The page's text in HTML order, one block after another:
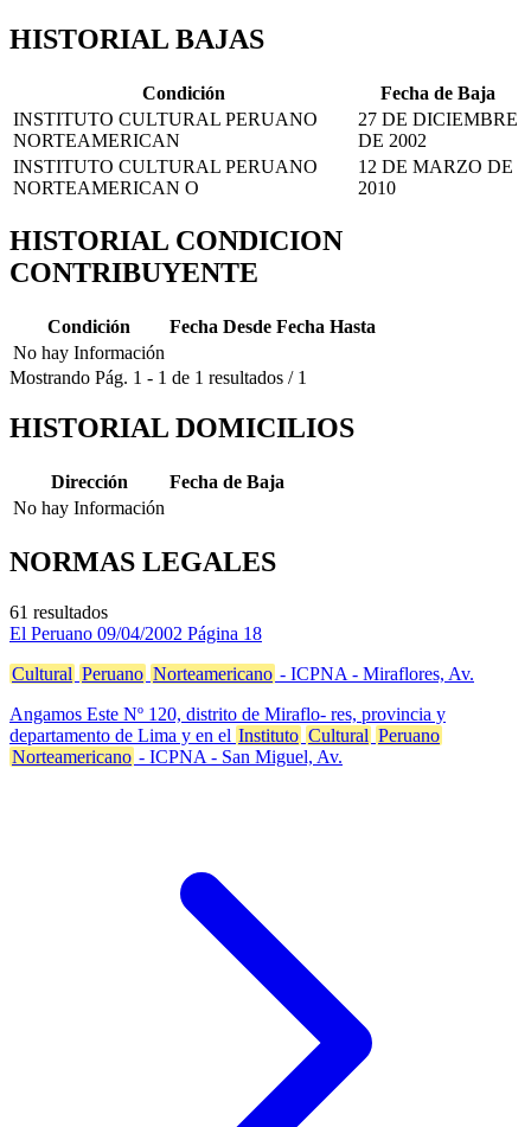
HISTORIAL BAJAS
Condición
Fecha de Baja
INSTITUTO CULTURAL PERUANO
NORTEAMERICAN
27 DE DICIEMBRE
DE 2002
INSTITUTO CULTURAL PERUANO
NORTEAMERICAN O
12 DE MARZO DE
2010
HISTORIAL CONDICION
CONTRIBUYENTE
Condición Fecha Desde Fecha Hasta
No hay Información
Mostrando Pág. 1 - 1 de 1 resultados / 1
HISTORIAL DOMICILIOS
Dirección
Fecha de Baja
No hay Información
NORMAS LEGALES
61 resultados
El Peruano 09/04/2002 Página 18
Cultural Peruano Norteamericano - ICPNA - Miraflores, Av.
Angamos Este Nº 120, distrito de Miraflo- res, provincia y
departamento de Lima y en el Instituto Cultural Peruano
Norteamericano - ICPNA - San Miguel, Av.